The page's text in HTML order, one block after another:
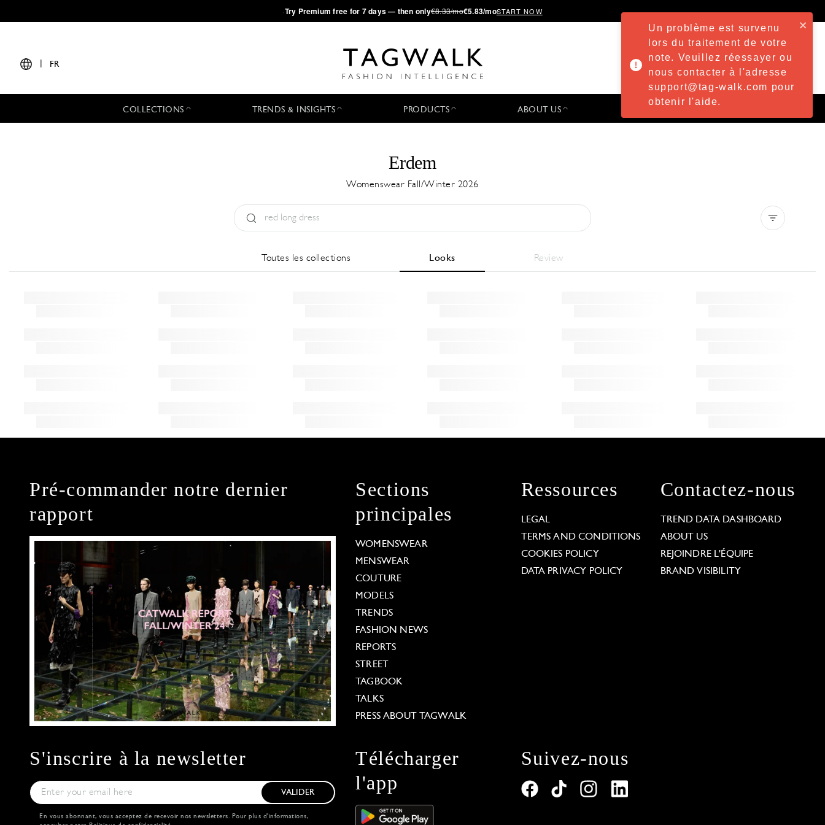
·Try Premium free for 7 days — then only€8.33/mo€5.83/moSTART NOW
FR
COLLECTIONS TRENDS & INSIGHTS PRODUCTS ABOUT US
Erdem
Womenswear Fall/Winter 2026
Toutes les collections Looks Review
Pré-commander notre dernier
rapport
Sections
principales
WOMENSWEAR
MENSWEAR
COUTURE
MODELS
TRENDS
FASHION NEWS
REPORTS
STREET
TAGBOOK
TALKS
PRESS ABOUT TAGWALK
Ressources
LEGAL
TERMS AND CONDITIONS
COOKIES POLICY
DATA PRIVACY POLICY
Contactez-nous
TREND DATA DASHBOARD
ABOUT US
REJOINDRE L'ÉQUIPE
BRAND VISIBILITY
S'inscrire à la newsletter
VALIDER
En vous abonnant, vous acceptez de recevoir nos newsletters. Pour plus d'informations,
Télécharger
l'app
Suivez-nous
Un problème est survenu
lors du traitement de votre
note. Veuillez réessayer ou
nous contacter à l'adresse
support@tag-walk.com pour
obtenir l'aide.